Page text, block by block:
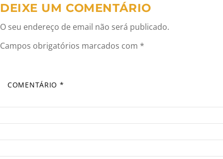
DEIXE UM COMENTÁRIO
O seu endereço de email não será publicado.
Campos obrigatórios marcados com *
COMENTÁRIO *